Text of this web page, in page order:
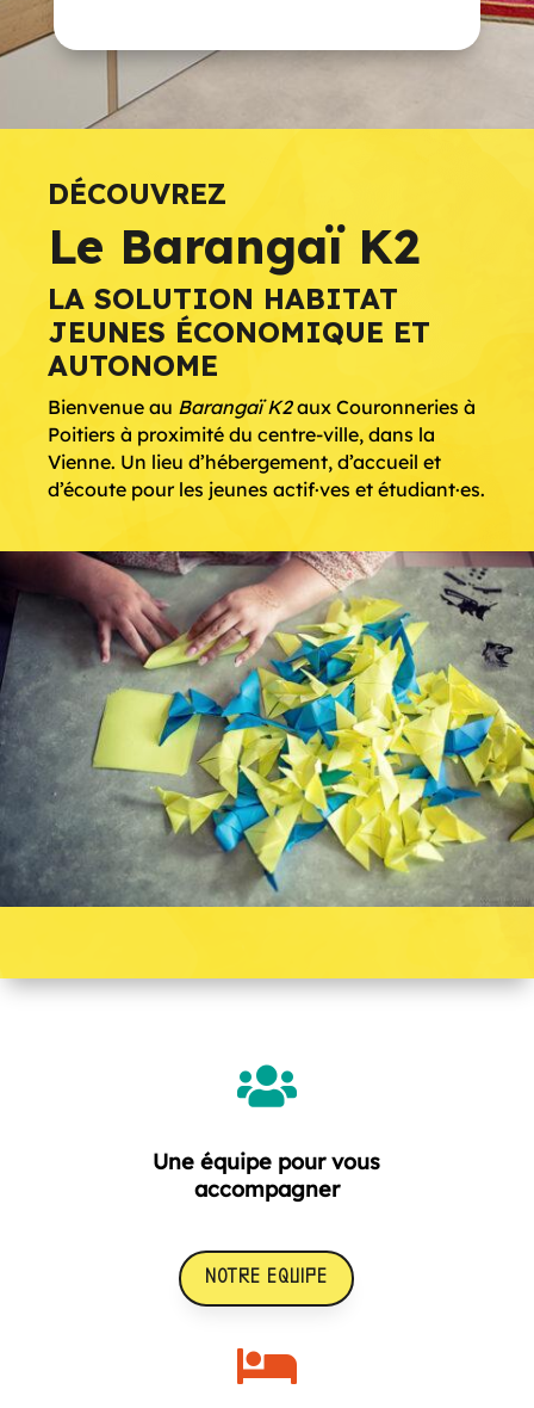
DÉCOUVREZ
Le Barangaï K2
LA SOLUTION HABITAT
JEUNES ÉCONOMIQUE ET
AUTONOME
Bienvenue au Barangaï K2aux Couronneries à
Poitiers à proximité du centre-ville, dans la
Vienne. Un lieu d’hébergement, d’accueil et
d’écoute pour les jeunes actif·ves et étudiant·es.

Une équipe pour vous
accompagner
NOTRE EQUIPE
